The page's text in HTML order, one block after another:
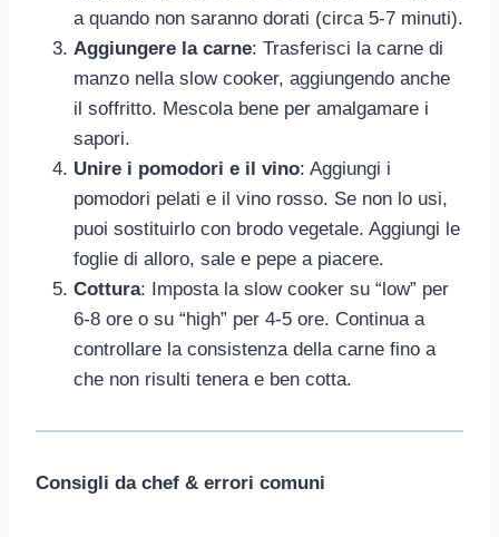
a quando non saranno dorati (circa 5-7 minuti).
Aggiungere la carne: Trasferisci la carne di
manzo nella slow cooker, aggiungendo anche
il soffritto. Mescola bene per amalgamare i
sapori.
Unire i pomodori e il vino: Aggiungi i
pomodori pelati e il vino rosso. Se non lo usi,
puoi sostituirlo con brodo vegetale. Aggiungi le
foglie di alloro, sale e pepe a piacere.
Cottura: Imposta la slow cooker su “low” per
6-8 ore o su “high” per 4-5 ore. Continua a
controllare la consistenza della carne fino a
che non risulti tenera e ben cotta.
Consigli da chef & errori comuni